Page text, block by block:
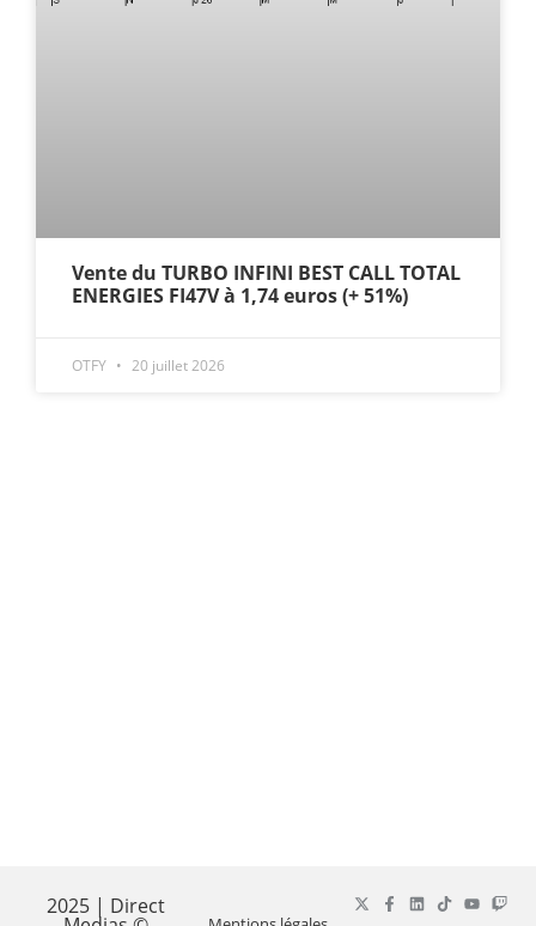
Vente du TURBO INFINI BEST CALL TOTAL
ENERGIES FI47V à 1,74 euros (+ 51%)
OTFY 20 juillet 2026
2025 | Direct